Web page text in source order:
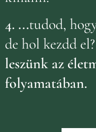
4. ...tudod,
de hol kezdd el?
leszünk az
folyamatában.